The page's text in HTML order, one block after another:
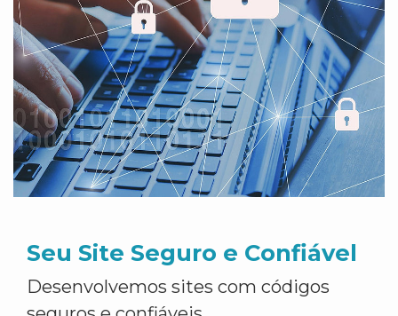
Seu Site Seguro e Confiável
Desenvolvemos sites com códigos